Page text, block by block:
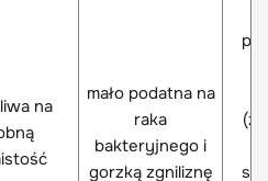
na
mało podatna na
raka
bakteryjnego i
gorzką zgniliznę